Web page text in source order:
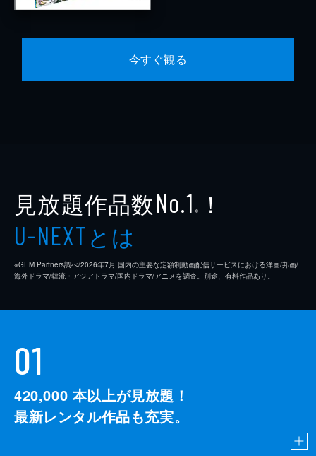
今すぐ観る
見放題作品数No.1 ※ ！
U-NEXTとは
※GEM Partners調べ/2026年7⽉ 国内の主要な定額制動画配信サービスにおける洋画/邦画/
海外ドラマ/韓流・アジアドラマ/国内ドラマ/アニメを調査。別途、有料作品あり。
01
420,000 本以上が見放題！
最新レンタル作品も充実。